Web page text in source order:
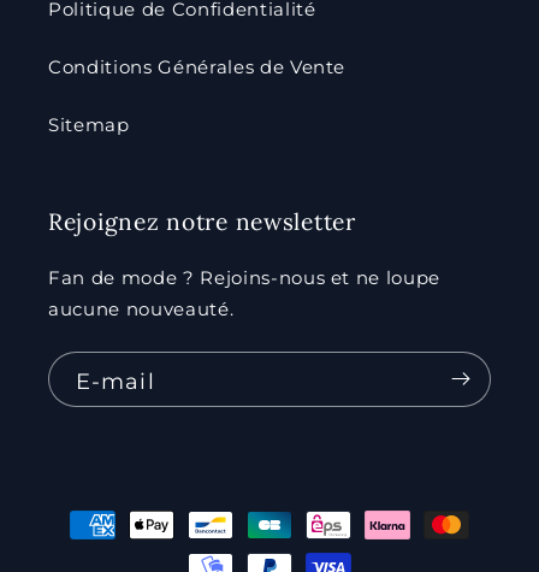
Politique de Confidentialité
Conditions Générales de Vente
Sitemap
Rejoignez notre newsletter
Fan de mode ? Rejoins-nous et ne loupe
aucune nouveauté.
E-mail
Moyens
de